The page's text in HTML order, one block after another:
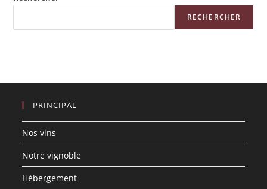
RECHERCHER
PRINCIPAL
Nos vins
Notre vignoble
Hébergement